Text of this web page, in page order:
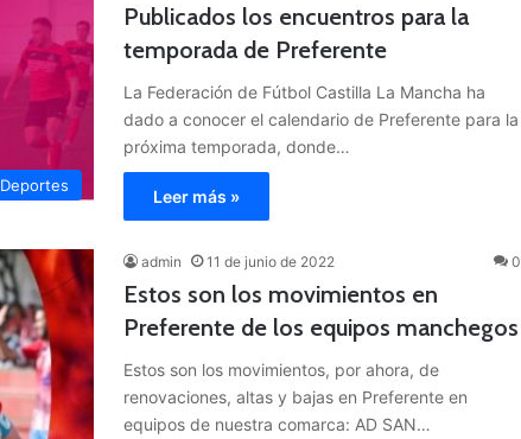
Deportes
Publicados los encuentros para la
temporada de Preferente
La Federación de Fútbol Castilla La Mancha ha
dado a conocer el calendario de Preferente para la
próxima temporada, donde…
Leer más »
admin 11 de junio de 2022 0
Estos son los movimientos en
Preferente de los equipos manchegos
Estos son los movimientos, por ahora, de
renovaciones, altas y bajas en Preferente en
equipos de nuestra comarca: AD SAN…